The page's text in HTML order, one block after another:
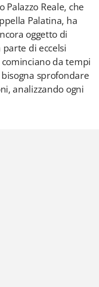
Palazzo Reale, che
Palatina, ha
oggetto di
di eccelsi
da tempi
sprofondare
analizzando ogni